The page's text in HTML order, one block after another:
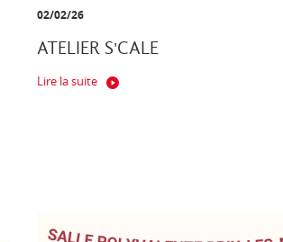
02/02/26
ATELIER S'CALE
Lire la suite